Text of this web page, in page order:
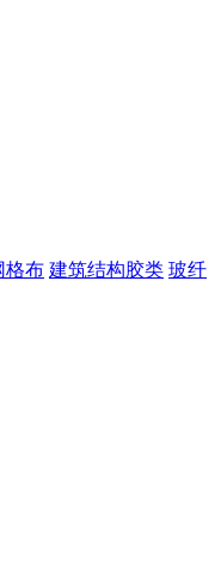
格布 建筑结构胶类 玻纤